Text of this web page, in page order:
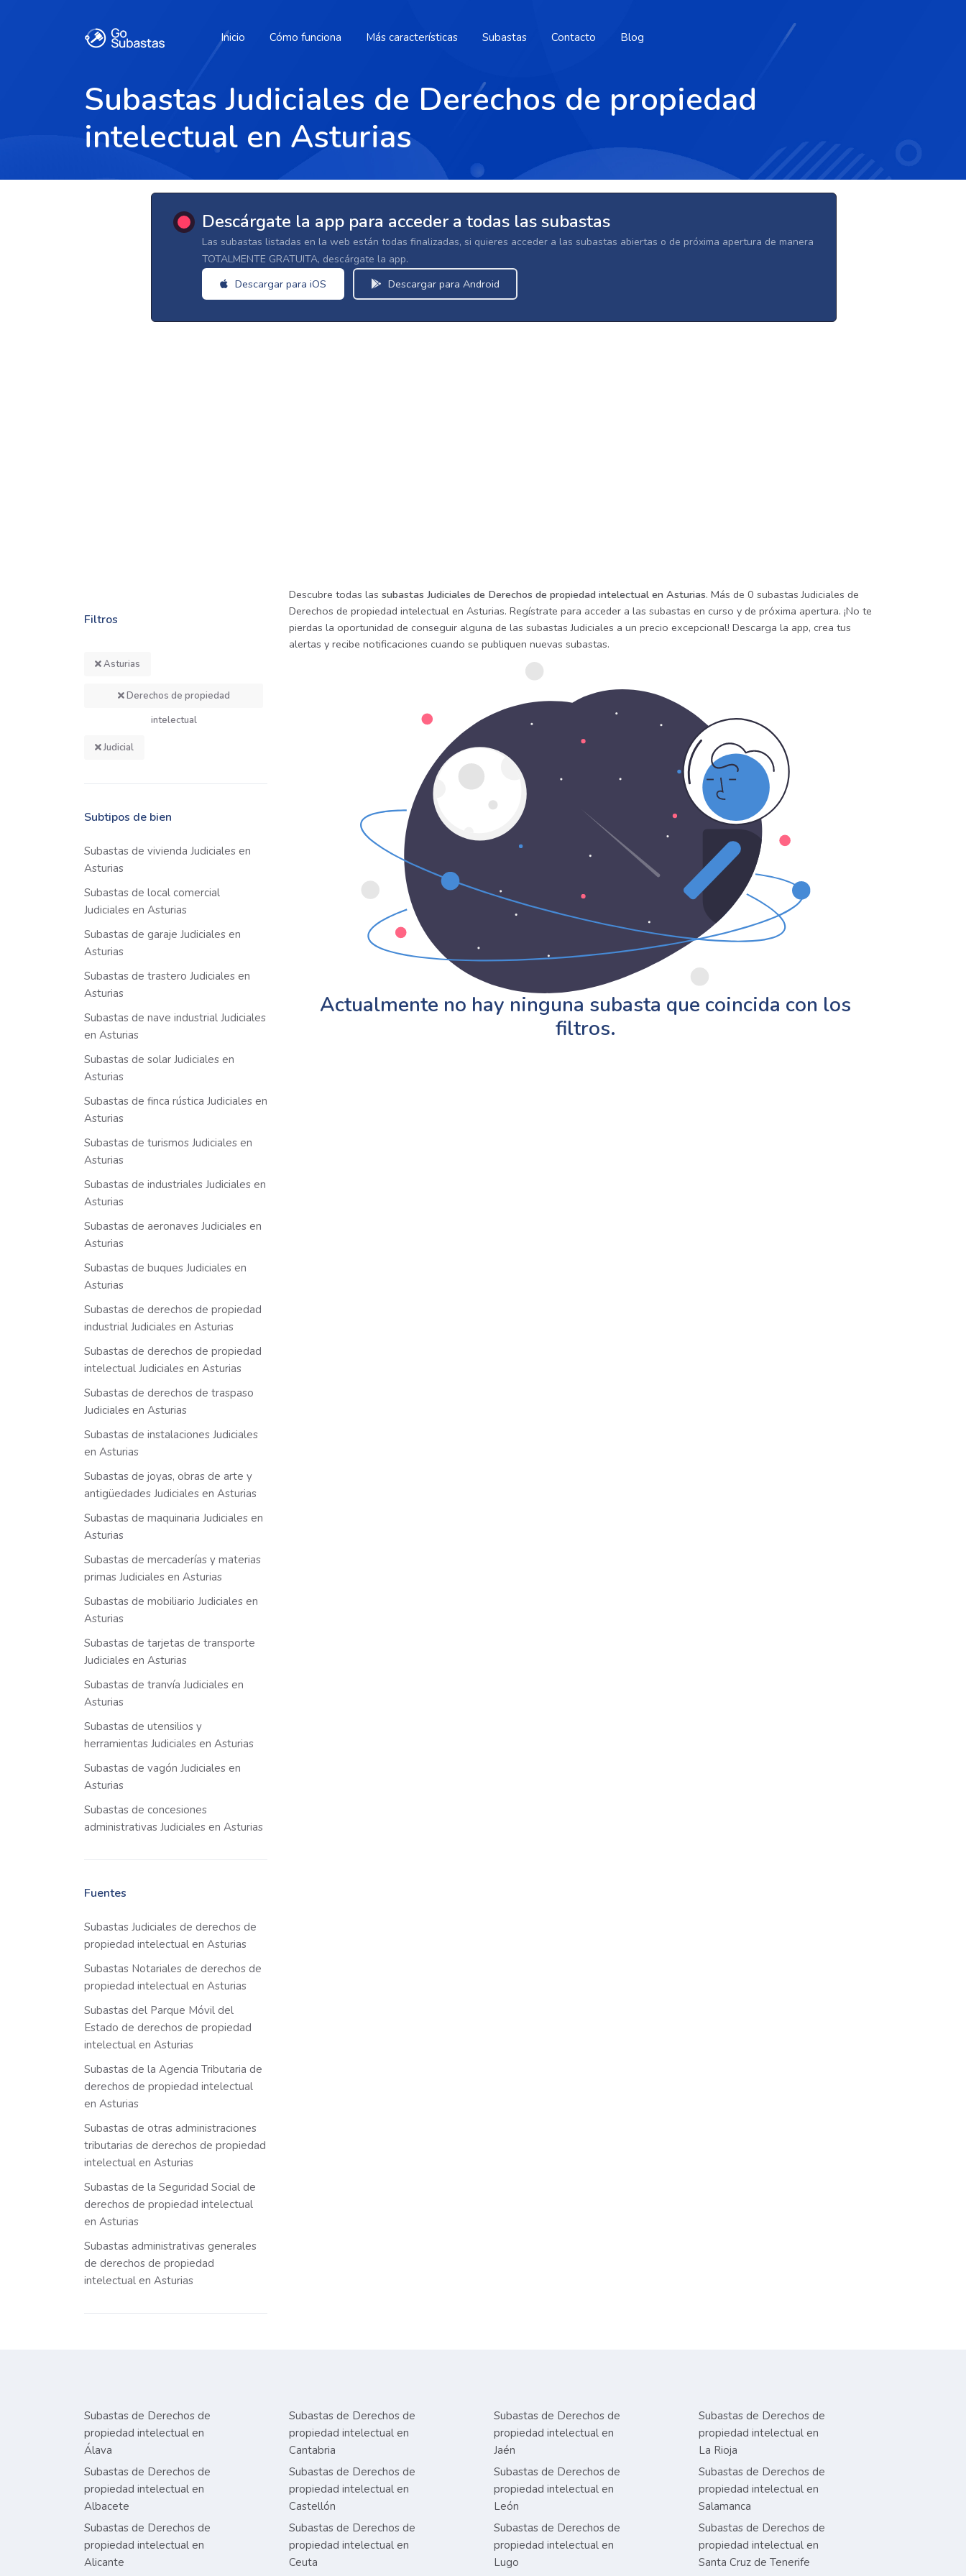
Inicio Cómo funciona Más características Subastas Contacto Blog
Subastas Judiciales de Derechos de propiedad
intelectual en Asturias
Descárgate la app para acceder a todas las subastas
Las subastas listadas en la web están todas finalizadas, si quieres acceder a las subastas abiertas o de próxima apertura de manera
TOTALMENTE GRATUITA, descárgate la app.
Descargar para iOS Descargar para Android
Filtros
Asturias
Derechos de propiedad
intelectual
Judicial
Subtipos de bien
Subastas de vivienda Judiciales en
Asturias
Subastas de local comercial
Judiciales en Asturias
Subastas de garaje Judiciales en
Asturias
Subastas de trastero Judiciales en
Asturias
Subastas de nave industrial Judiciales
en Asturias
Subastas de solar Judiciales en
Asturias
Subastas de finca rústica Judiciales en
Asturias
Subastas de turismos Judiciales en
Asturias
Subastas de industriales Judiciales en
Asturias
Subastas de aeronaves Judiciales en
Asturias
Subastas de buques Judiciales en
Asturias
Subastas de derechos de propiedad
industrial Judiciales en Asturias
Subastas de derechos de propiedad
intelectual Judiciales en Asturias
Subastas de derechos de traspaso
Judiciales en Asturias
Subastas de instalaciones Judiciales
en Asturias
Subastas de joyas, obras de arte y
antigüedades Judiciales en Asturias
Subastas de maquinaria Judiciales en
Asturias
Subastas de mercaderías y materias
primas Judiciales en Asturias
Subastas de mobiliario Judiciales en
Asturias
Subastas de tarjetas de transporte
Judiciales en Asturias
Subastas de tranvía Judiciales en
Asturias
Subastas de utensilios y
herramientas Judiciales en Asturias
Subastas de vagón Judiciales en
Asturias
Subastas de concesiones
administrativas Judiciales en Asturias
Fuentes
Subastas Judiciales de derechos de
propiedad intelectual en Asturias
Subastas Notariales de derechos de
propiedad intelectual en Asturias
Subastas del Parque Móvil del
Estado de derechos de propiedad
intelectual en Asturias
Subastas de la Agencia Tributaria de
derechos de propiedad intelectual
en Asturias
Subastas de otras administraciones
tributarias de derechos de propiedad
intelectual en Asturias
Subastas de la Seguridad Social de
derechos de propiedad intelectual
en Asturias
Subastas administrativas generales
de derechos de propiedad
intelectual en Asturias
Descubre todas las subastas Judiciales de Derechos de propiedad intelectual en Asturias. Más de 0 subastas Judiciales de
Derechos de propiedad intelectual en Asturias. Regístrate para acceder a las subastas en curso y de próxima apertura. ¡No te
pierdas la oportunidad de conseguir alguna de las subastas Judiciales a un precio excepcional! Descarga la app, crea tus
alertas y recibe notificaciones cuando se publiquen nuevas subastas.
Actualmente no hay ninguna subasta que coincida con los
filtros.
Subastas de Derechos de
propiedad intelectual en
Álava
Subastas de Derechos de
propiedad intelectual en
Albacete
Subastas de Derechos de
propiedad intelectual en
Alicante
Subastas de Derechos de
propiedad intelectual en
Cantabria
Subastas de Derechos de
propiedad intelectual en
Castellón
Subastas de Derechos de
propiedad intelectual en
Ceuta
Subastas de Derechos de
propiedad intelectual en
Jaén
Subastas de Derechos de
propiedad intelectual en
León
Subastas de Derechos de
propiedad intelectual en
Lugo
Subastas de Derechos de
propiedad intelectual en
La Rioja
Subastas de Derechos de
propiedad intelectual en
Salamanca
Subastas de Derechos de
propiedad intelectual en
Santa Cruz de Tenerife